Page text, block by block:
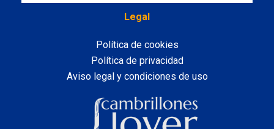
Legal
Política de cookies
Política de privacidad
Aviso legal y condiciones de uso